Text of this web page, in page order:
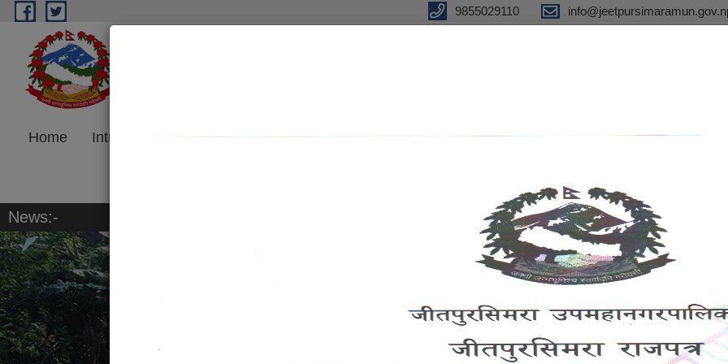
Skip to main content 9855029110
Home Introduction Program and Reports eGov Notices and
News:- श्री सम्बन्धित